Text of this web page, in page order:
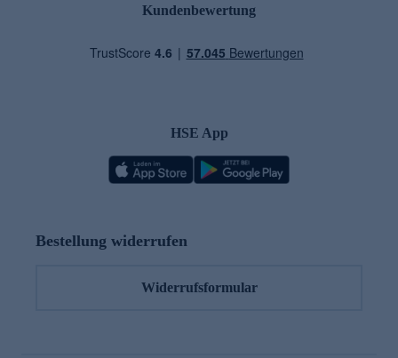
Kundenbewertung
HSE App
Bestellung widerrufen
Widerrufsformular